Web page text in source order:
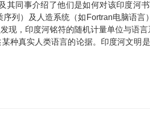
其同事介绍了他们是如何对该印度河
列）及人造系统（如Fortran电脑语
现，印度河铭符的随机计量单位与语
种真实人类语言的论据。印度河文